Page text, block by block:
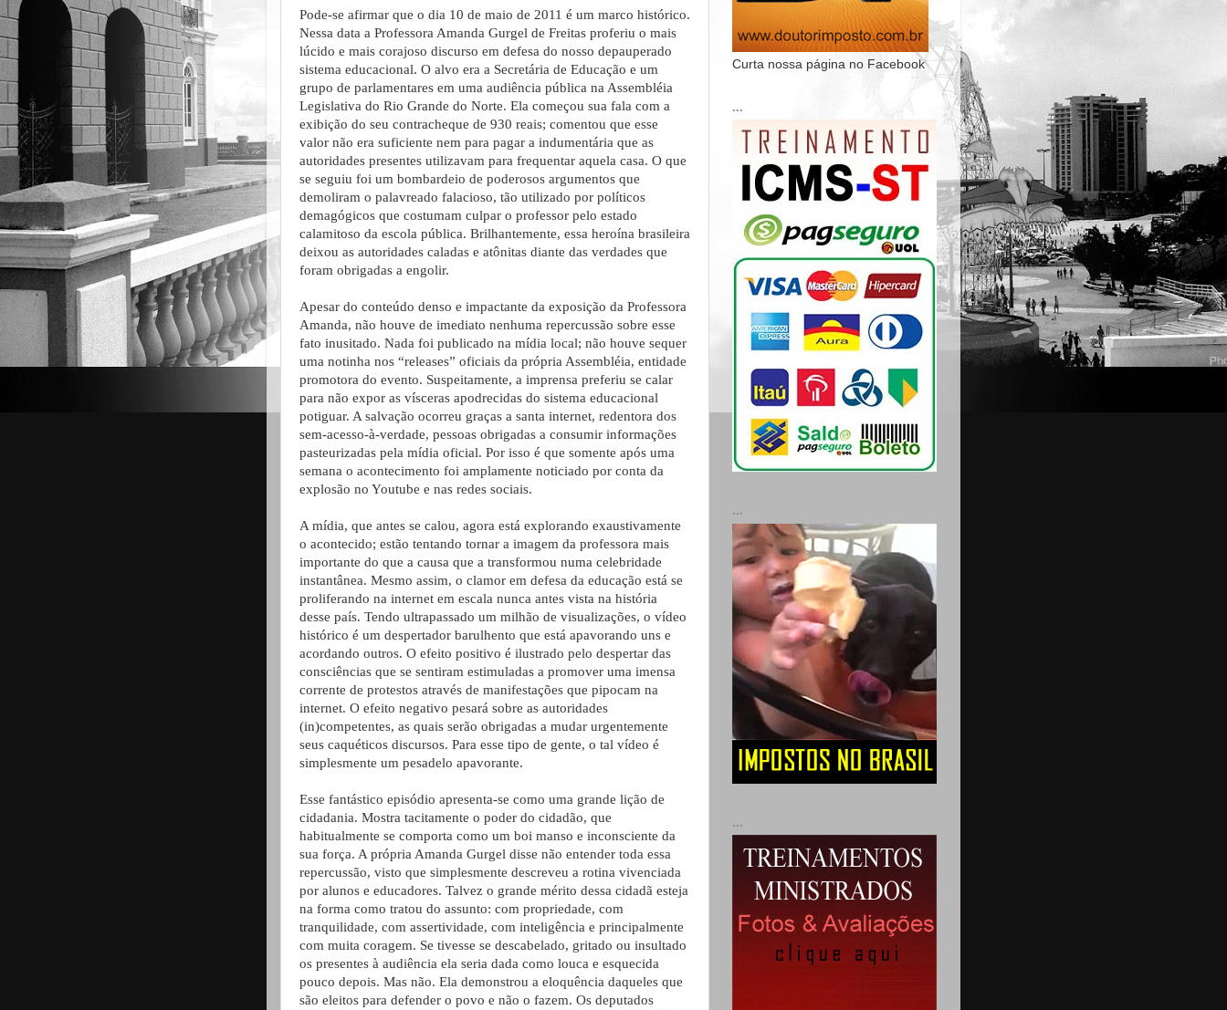
Pode-se afirmar que o dia 10 de maio de 2011 é um marco histórico.
Nessa data a Professora Amanda Gurgel de Freitas proferiu o mais
lúcido e mais corajoso discurso em defesa do nosso depauperado
sistema educacional. O alvo era a Secretária de Educação e um
grupo de parlamentares em uma audiência pública na Assembléia
Legislativa do Rio Grande do Norte. Ela começou sua fala com a
exibição do seu contracheque de 930 reais; comentou que esse
valor não era suficiente nem para pagar a indumentária que as
autoridades presentes utilizavam para frequentar aquela casa. O que
se seguiu foi um bombardeio de poderosos argumentos que
demoliram o palavreado falacioso, tão utilizado por políticos
demagógicos que costumam culpar o professor pelo estado
calamitoso da escola pública. Brilhantemente, essa heroína brasileira
deixou as autoridades caladas e atônitas diante das verdades que
foram obrigadas a engolir.
Apesar do conteúdo denso e impactante da exposição da Professora
Amanda, não houve de imediato nenhuma repercussão sobre esse
fato inusitado. Nada foi publicado na mídia local; não houve sequer
uma notinha nos “releases” oficiais da própria Assembléia, entidade
promotora do evento. Suspeitamente, a imprensa preferiu se calar
para não expor as vísceras apodrecidas do sistema educacional
potiguar. A salvação ocorreu graças a santa internet, redentora dos
sem-acesso-à-verdade, pessoas obrigadas a consumir informações
pasteurizadas pela mídia oficial. Por isso é que somente após uma
semana o acontecimento foi amplamente noticiado por conta da
explosão no Youtube e nas redes sociais.
A mídia, que antes se calou, agora está explorando exaustivamente
o acontecido; estão tentando tornar a imagem da professora mais
importante do que a causa que a transformou numa celebridade
instantânea. Mesmo assim, o clamor em defesa da educação está se
proliferando na internet em escala nunca antes vista na história
desse país. Tendo ultrapassado um milhão de visualizações, o vídeo
histórico é um despertador barulhento que está apavorando uns e
acordando outros. O efeito positivo é ilustrado pelo despertar das
consciências que se sentiram estimuladas a promover uma imensa
corrente de protestos através de manifestações que pipocam na
internet. O efeito negativo pesará sobre as autoridades
(in)competentes, as quais serão obrigadas a mudar urgentemente
seus caquéticos discursos. Para esse tipo de gente, o tal vídeo é
simplesmente um pesadelo apavorante.
Esse fantástico episódio apresenta-se como uma grande lição de
cidadania. Mostra tacitamente o poder do cidadão, que
habitualmente se comporta como um boi manso e inconsciente da
sua força. A própria Amanda Gurgel disse não entender toda essa
repercussão, visto que simplesmente descreveu a rotina vivenciada
por alunos e educadores. Talvez o grande mérito dessa cidadã esteja
na forma como tratou do assunto: com propriedade, com
tranquilidade, com assertividade, com inteligência e principalmente
com muita coragem. Se tivesse se descabelado, gritado ou insultado
os presentes à audiência ela seria dada como louca e esquecida
pouco depois. Mas não. Ela demonstrou a eloquência daqueles que
são eleitos para defender o povo e não o fazem. Os deputados
Curta nossa página no Facebook
...
...
...